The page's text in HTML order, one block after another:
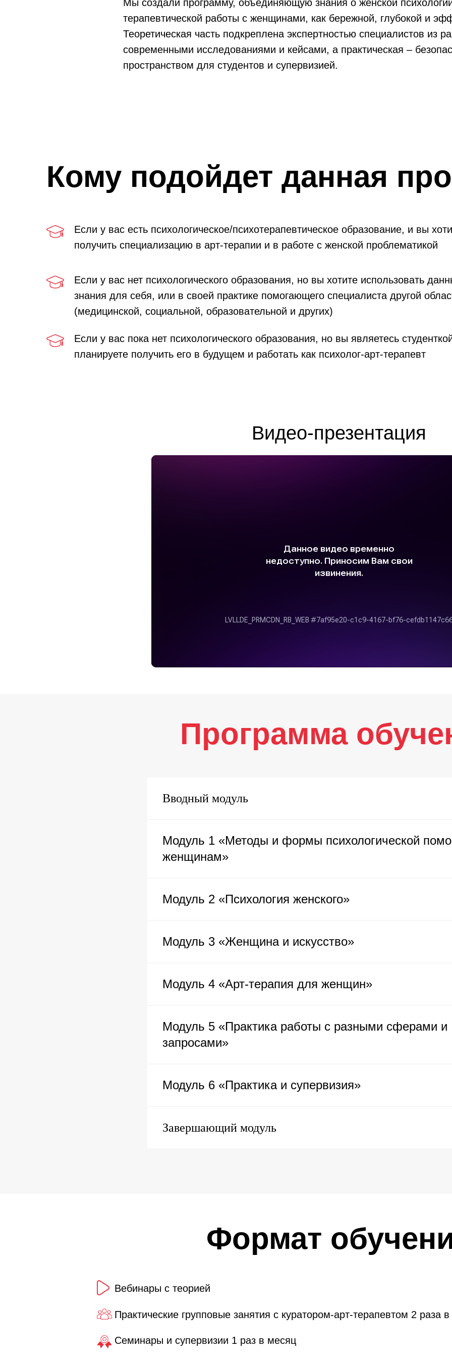
Мы создали программу, объединяющую знания о женской
терапевтической работы с женщинами, как бережной, глубокой и
Теоретическая часть подкреплена экспертностью специалистов из
современными исследованиями и кейсами, а практическая –
пространством для студентов и супервизией.
Кому подойдет данная
Если у вас есть психологическое/психотерапевтическое образование, и вы
получить специализацию в арт-терапии и в работе с женской проблематикой
Если у вас нет психологического образования, но вы хотите использовать
знания для себя, или в своей практике помогающего специалиста другой
(медицинской, социальной, образовательной и других)
Если у вас пока нет психологического образования, но вы являетесь
планируете получить его в будущем и работать как психолог-арт-терапевт
Видео-презентация
Программа
Вводный модуль
Модуль 1 «Методы и формы психологической
женщинам»
Модуль 2 «Психология женского»
Модуль 3 «Женщина и искусство»
Модуль 4 «Арт-терапия для женщин»
Модуль 5 «Практика работы с разными сферами и
запросами»
Модуль 6 «Практика и супервизия»
Завершающий модуль
Вебинары с теорией
Практические групповые занятия с куратором-арт-терапевтом 2 раза
Семинары и супервизии 1 раз в месяц
Формат